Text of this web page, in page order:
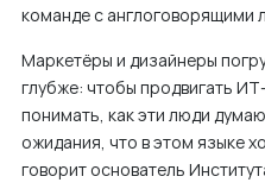
команде с англоговорящими
Маркетёры и дизайнеры
глубже: чтобы продвигать
понимать, как эти люди
ожидания, что в этом языке
говорит основатель